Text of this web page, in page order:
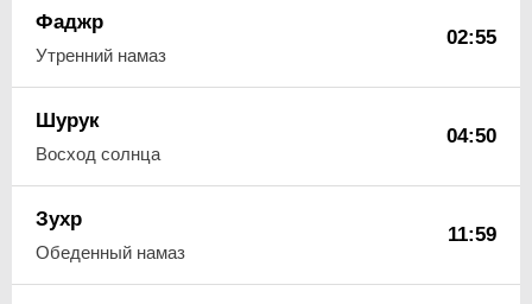
Фаджр
Утренний намаз
02:55
Шурук
Восход солнца
04:50
Зухр
Обеденный намаз
11:59